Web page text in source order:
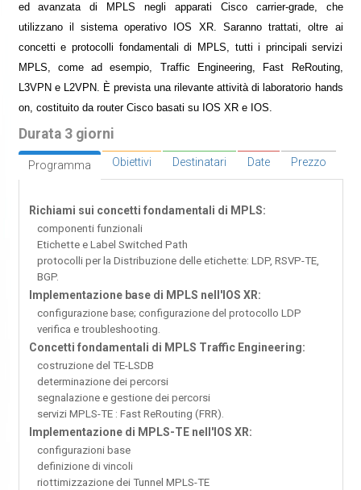
ed avanzata di MPLS negli apparati Cisco carrier-grade, che
utilizzano il sistema operativo IOS XR. Saranno trattati, oltre ai
concetti e protocolli fondamentali di MPLS, tutti i principali servizi
MPLS, come ad esempio, Traffic Engineering, Fast ReRouting,
L3VPN e L2VPN. È prevista una rilevante attività di laboratorio hands
on, costituito da router Cisco basati su IOS XR e IOS.
Durata 3 giorni
Programma Obiettivi Destinatari Date Prezzo
Richiami sui concetti fondamentali di MPLS:
componenti funzionali
Etichette e Label Switched Path
protocolli per la Distribuzione delle etichette: LDP, RSVP-TE,
BGP.
Implementazione base di MPLS nell'IOS XR:
configurazione base; configurazione del protocollo LDP
verifica e troubleshooting.
Concetti fondamentali di MPLS Traffic Engineering:
costruzione del TE-LSDB
determinazione dei percorsi
segnalazione e gestione dei percorsi
servizi MPLS-TE : Fast ReRouting (FRR).
Implementazione di MPLS-TE nell'IOS XR:
configurazioni base
definizione di vincoli
riottimizzazione dei Tunnel MPLS-TE